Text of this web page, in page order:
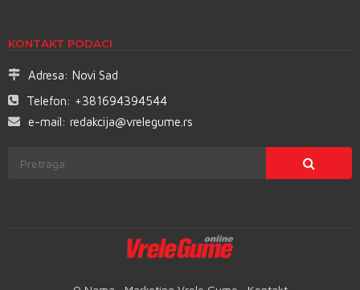
KONTAKT PODACI
Adresa: Novi Sad
Telefon: +381694394544
e-mail: redakcija@vrelegume.rs